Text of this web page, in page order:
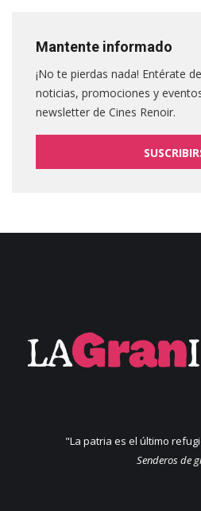
Mantente informado
¡No te pierdas nada! Entérate
noticias, promociones y
newsletter de Cines Renoir.
"La patria es el último
Senderos de